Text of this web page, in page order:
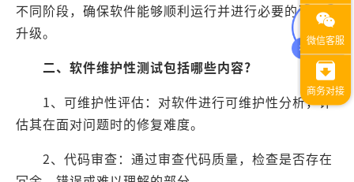
不同阶段，确保软件能够顺利运行并进行必要的调整和
升级。
二、软件维护性测试包括哪些内容?
1、可维护性评估：对软件进行可维护性分析，评
估其在面对问题时的修复难度。
2、代码审查：通过审查代码质量，检查是否存在